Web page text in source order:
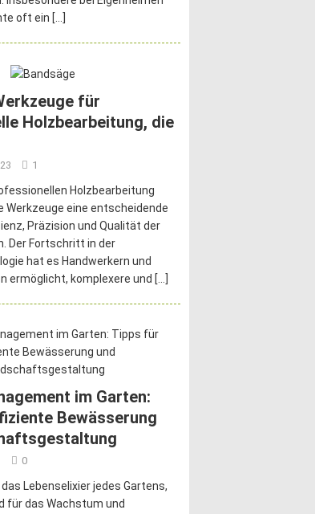
oft ein […]
für
Holzbearbeitung, die
1
Holzbearbeitung
Werkzeuge eine entscheidende
Präzision und Qualität der
Der Fortschritt in der
hat es Handwerkern und
ermöglicht, komplexere und […]
im Garten:
Bewässerung
0
Lebenselixier jedes Gartens,
für das Wachstum und